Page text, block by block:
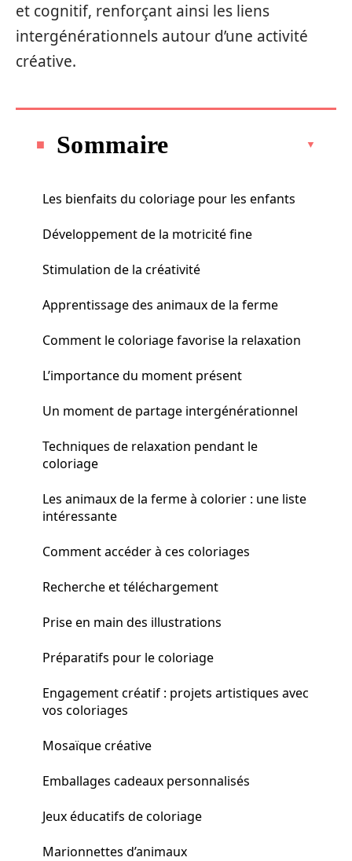
et cognitif, renforçant ainsi les liens
intergénérationnels autour d’une activité
créative.
Sommaire
Les bienfaits du coloriage pour les enfants
Développement de la motricité fine
Stimulation de la créativité
Apprentissage des animaux de la ferme
Comment le coloriage favorise la relaxation
L’importance du moment présent
Un moment de partage intergénérationnel
Techniques de relaxation pendant le
coloriage
Les animaux de la ferme à colorier : une liste
intéressante
Comment accéder à ces coloriages
Recherche et téléchargement
Prise en main des illustrations
Préparatifs pour le coloriage
Engagement créatif : projets artistiques avec
vos coloriages
Mosaïque créative
Emballages cadeaux personnalisés
Jeux éducatifs de coloriage
Marionnettes d’animaux